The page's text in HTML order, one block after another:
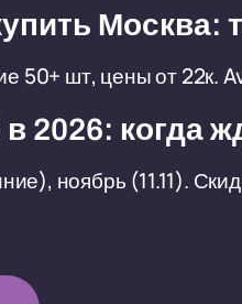
Москва:
50+ шт, цены от 22к.
2026: когда
ноябрь (11.11).